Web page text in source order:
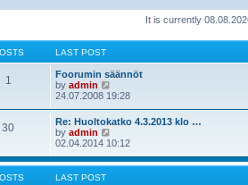
It is currently
LAST POST
1
Foorumin säännöt
by admin
i
t
h
e
l
a
24.07.2008 19:28
30
Re: Huoltokatko 4.3.2013 klo …
by admin
i
w
02.04.2014 10:12
LAST POST